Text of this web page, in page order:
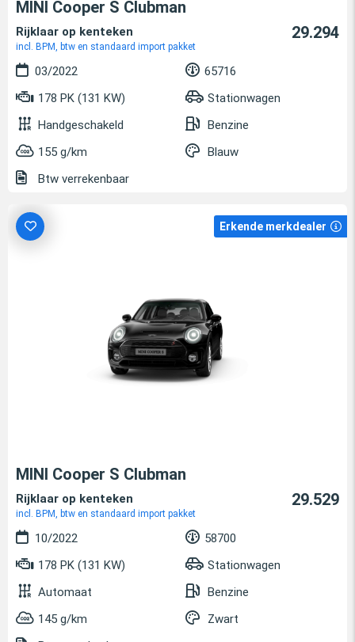
MINI Cooper S Clubman
Rijklaar op kenteken
incl. BPM, btw en standaard import pakket
29.294
03/2022
65716
178 PK (131 KW)
Stationwagen
Handgeschakeld
Benzine
155 g/km
Blauw
Btw verrekenbaar
Erkende merkdealer
MINI Cooper S Clubman
Rijklaar op kenteken
incl. BPM, btw en standaard import pakket
29.529
10/2022
58700
178 PK (131 KW)
Stationwagen
Automaat
Benzine
145 g/km
Zwart